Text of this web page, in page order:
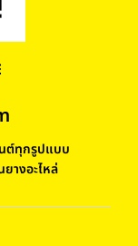
ต์ทุกรูปแบบ
างอะไหล่